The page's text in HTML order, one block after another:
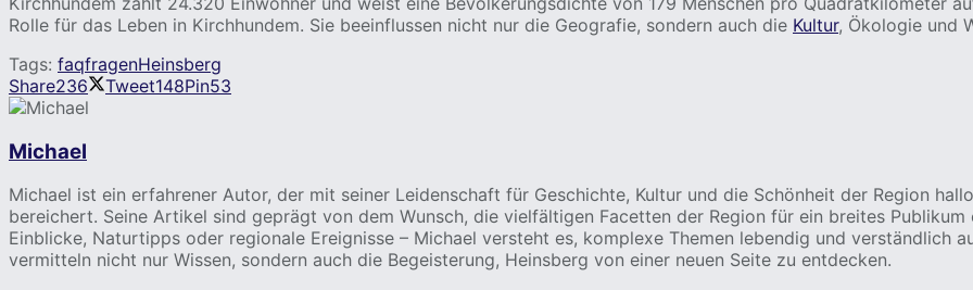
Rolle für das Leben in Kirchhundem. Sie beeinflussen nicht nur die Geografie, sondern auch die Kultur, Ökologie und
Tags: faqfragenHeinsberg
Share236 Tweet148Pin53
Michael
Michael ist ein erfahrener Autor, der mit seiner Leidenschaft für Geschichte, Kultur und die Schönheit der Region
bereichert. Seine Artikel sind geprägt von dem Wunsch, die vielfältigen Facetten der Region für ein breites
Einblicke, Naturtipps oder regionale Ereignisse – Michael versteht es, komplexe Themen lebendig und verständlich
vermitteln nicht nur Wissen, sondern auch die Begeisterung, Heinsberg von einer neuen Seite zu entdecken.